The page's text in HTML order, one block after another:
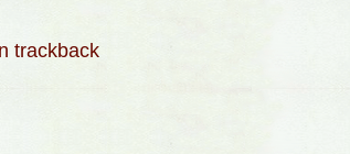
trackback